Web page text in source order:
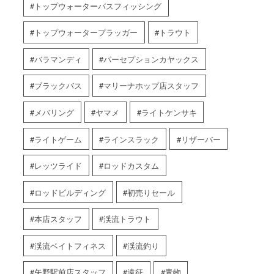
トップウォーターバスフィッシング
トップウォータープラッガー トラウト
バラマンディ パーセプションカヤックス
ブラックバス マリーナホップ店スタッフ
メバリング ヤマメ ライトケンサキ
ライトゲーム ラインスラック リザーバー
レッツライド ロッドカスタム
ロッドビルディング 初売りセール
本店スタッフ 渓流トラウト
渓流ベイトフィネス 渓流釣り